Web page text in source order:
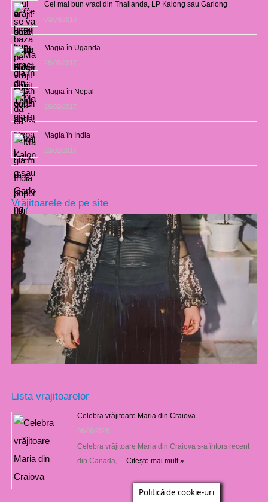
Cel mai bun vraci din Thailanda, LP Kalong sau Garlong
03/04/2018
Magia în Uganda
28/02/2017
Magia în Nepal
26/02/2017
Magia în India
23/02/2017
Vrăjitoarele de pe site
Lista vrajitoarelor
Celebra vrăjitoare Maria din Craiova
06/08/2026
Celebra vrăjitoare Maria din Craiova s-a întors recent
din Canada, … Citește mai mult »
Politică de cookie-uri